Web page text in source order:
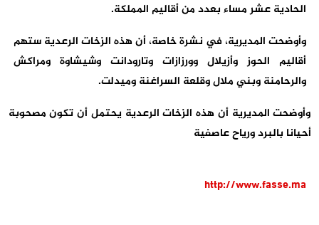
الحادية عشر مساء بعدد من أقاليم المملكة.
وأوضحت المديرية، في نشرة خاصة، أن هذه الزخات الرعدية ستهم
أقاليم الحوز وأزيلال وورزازات وتارودانت وشيشاوة ومراكش
والرحامنة وبني ملال وقلعة السراغنة وميدلت.
وأوضحت المديرية أن هذه الزخات الرعدية يحتمل أن تكون مصحوبة
أحيانا بالبرد ورياح عاصفية
http://www.fasse.ma